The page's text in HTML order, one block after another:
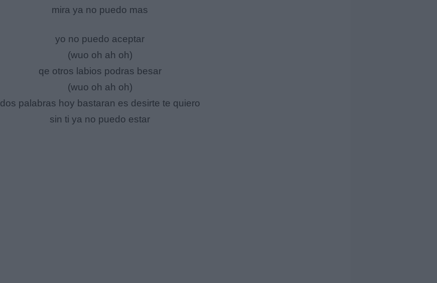
mira ya no puedo mas
yo no puedo aceptar
(wuo oh ah oh)
qe otros labios podras besar
(wuo oh ah oh)
dos palabras hoy bastaran es desirte te quiero
sin ti ya no puedo estar